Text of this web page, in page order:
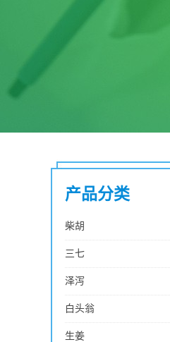
产品分类
柴胡
三七
泽泻
白头翁
生姜